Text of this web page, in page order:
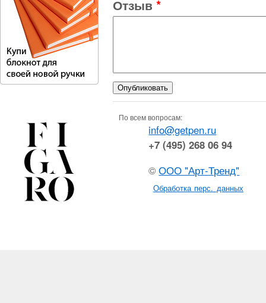
Отзыв *
По всем вопросам:
info@getpen.ru
+7 (495) 268 06 94
©ООО "Арт-Тренд"
Обработка перс. данных